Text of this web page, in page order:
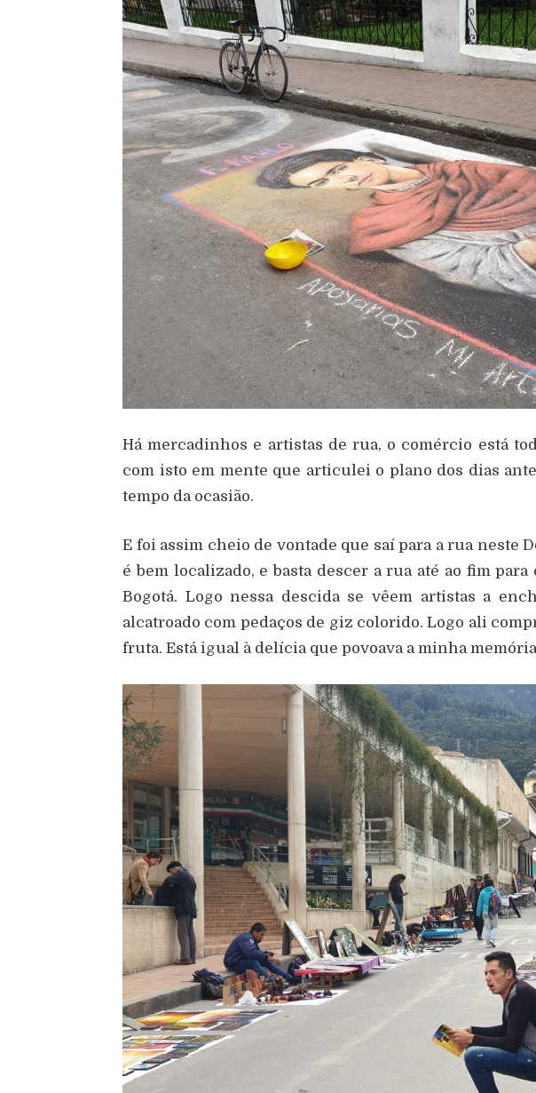
Há mercadinhos e artistas de rua, o comércio está
com isto em mente que articulei o plano dos dias
tempo da ocasião.
E foi assim cheio de vontade que saí para a rua neste
é bem localizado, e basta descer a rua até ao fim
Bogotá. Logo nessa descida se vêem artistas a
alcatroado com pedaços de giz colorido. Logo ali
fruta. Está igual à delícia que povoava a minha